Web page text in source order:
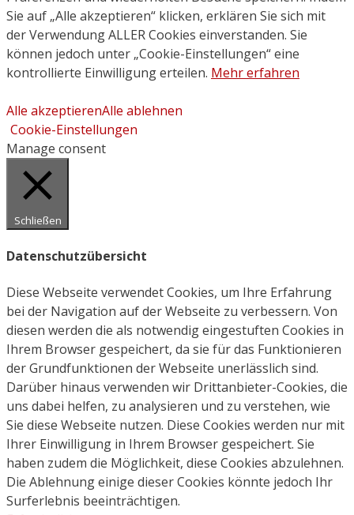
Sie auf „Alle akzeptieren“ klicken, erklären Sie sich mit
der Verwendung ALLER Cookies einverstanden. Sie
können jedoch unter „Cookie-Einstellungen“ eine
kontrollierte Einwilligung erteilen. Mehr erfahren
Alle akzeptierenAlle ablehnen
Cookie-Einstellungen
Manage consent
Schließen
Datenschutzübersicht
Diese Webseite verwendet Cookies, um Ihre Erfahrung
bei der Navigation auf der Webseite zu verbessern. Von
diesen werden die als notwendig eingestuften Cookies in
Ihrem Browser gespeichert, da sie für das Funktionieren
der Grundfunktionen der Webseite unerlässlich sind.
Darüber hinaus verwenden wir Drittanbieter-Cookies, die
uns dabei helfen, zu analysieren und zu verstehen, wie
Sie diese Webseite nutzen. Diese Cookies werden nur mit
Ihrer Einwilligung in Ihrem Browser gespeichert. Sie
haben zudem die Möglichkeit, diese Cookies abzulehnen.
Die Ablehnung einige dieser Cookies könnte jedoch Ihr
Surferlebnis beeinträchtigen.